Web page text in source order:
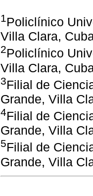
1Policlínico
Villa Clara,
2Policlínico
Villa Clara, Cuba
3Filial de
Grande, Villa
4Filial de
Grande, Villa
5Filial de
Grande, Villa